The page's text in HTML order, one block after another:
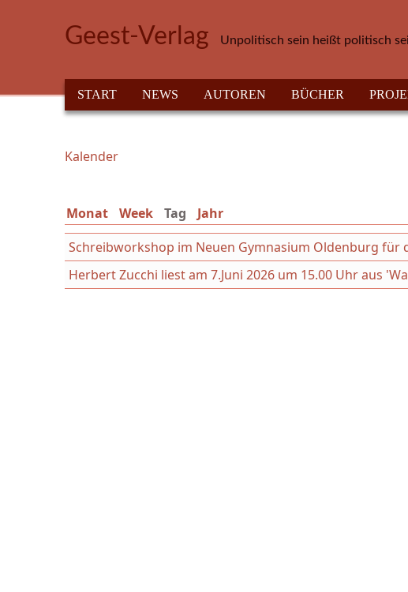
Geest-Verlag Unpolitisch sein heißt politisch
HAUPTMENÜ
START NEWS AUTOREN BÜCHER
Sie sind hier
Kalender
Monat Week Tag (aktiver Reiter)
Jahr
Schreibworkshop im Neuen Gymnasium Oldenburg für
Herbert Zucchi liest am 7.Juni 2026 um 15.00 Uhr aus